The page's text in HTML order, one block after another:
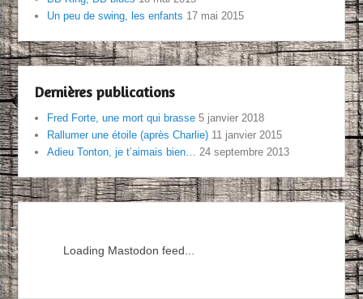
Un peu de swing, les enfants 17 mai 2015
Dernières publications
Fred Forte, une mort qui brasse 5 janvier 2018
Rallumer une étoile (après Charlie) 11 janvier 2015
Adieu Tonton, je t’aimais bien…
24 septembre 2013
Loading Mastodon feed...